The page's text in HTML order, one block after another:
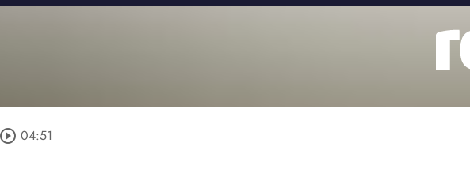
play_circle_outline 04:51